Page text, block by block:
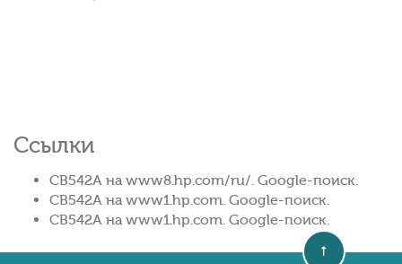
Ссылки
CB542A на www8.hp.com/ru/. Google-поиск.
CB542A на www1.hp.com. Google-поиск.
CB542A на www1.hp.com. Google-поиск.